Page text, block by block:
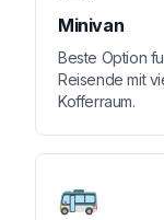
Minivan
Beste Option
Reisende mit
Kofferraum.
🚌